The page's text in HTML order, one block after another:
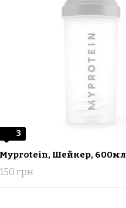
3
Myprotein, Шейкер, 600мл
150 грн